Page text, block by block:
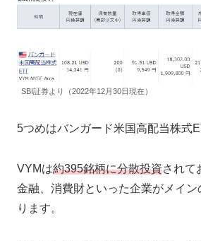
SBI証券より（2022年12月30日現在）
5つめはバンガード米国高配当株式
VYMは約395銘柄に分散投資されて
金融、消費財といった企業がメイ
ります。